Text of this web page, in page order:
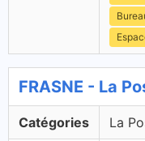
FRASNE - La
Catégories La